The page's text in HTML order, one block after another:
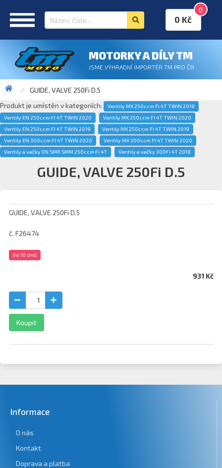
0
0 Kč
MOTORKY A DÍLY TM
JSME VÝHRADNÍ IMPORTÉR TM PRO ČR
GUIDE, VALVE 250Fi D.5
Produkt je umístěn v kategoriích:
Ventily MX 250ccm Fi 4T TWIN 2018
Ventily EN 250ccm FI 4T TWIN 2020
Ventily MX 250ccm FI 4T TWIN 2020
Ventily EN 250ccm FI 4T TWIN 2019
Ventily MX 250ccm FI 4T TWIN 2019
Ventily EN 300ccm FI 4T TWIN 2020
Ventily MX 300ccm FI 4T TWIN 2020
Ventily a vačky EN SMR SMM 250ccm Fi 4T
Ventily a vačky 300Fi 4T 2018
GUIDE, VALVE 250Fi D.5
GUIDE, VALVE 250Fi D.5
č. F26474
Do 10 dnů
931 Kč
Koupit
Informace
O nás
Kontakt
Doprava a platba